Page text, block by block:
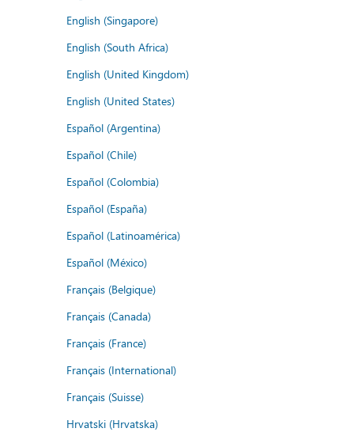
English (Singapore)
English (South Africa)
English (United Kingdom)
English (United States)
Español (Argentina)
Español (Chile)
Español (Colombia)
Español (España)
Español (Latinoamérica)
Español (México)
Français (Belgique)
Français (Canada)
Français (France)
Français (International)
Français (Suisse)
Hrvatski (Hrvatska)